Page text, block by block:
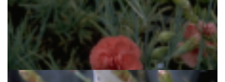
Anjer
Dianthus 'Diana'